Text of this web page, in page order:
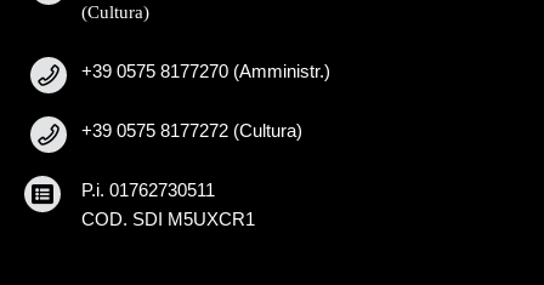
(Cultura)
+39 0575 8177270 (Amministr.)
+39 0575 8177272 (Cultura)
P.i. 01762730511
COD. SDI M5UXCR1